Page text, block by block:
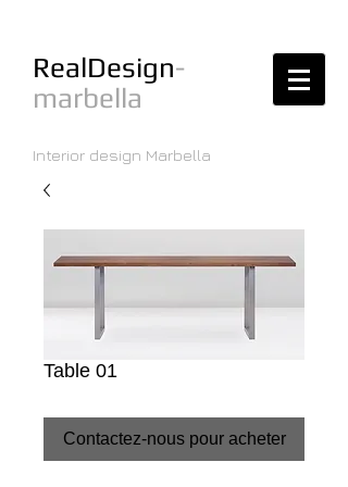
RealDesign-
marbella
Interior design Marbella
Table 01
Contactez-nous pour acheter